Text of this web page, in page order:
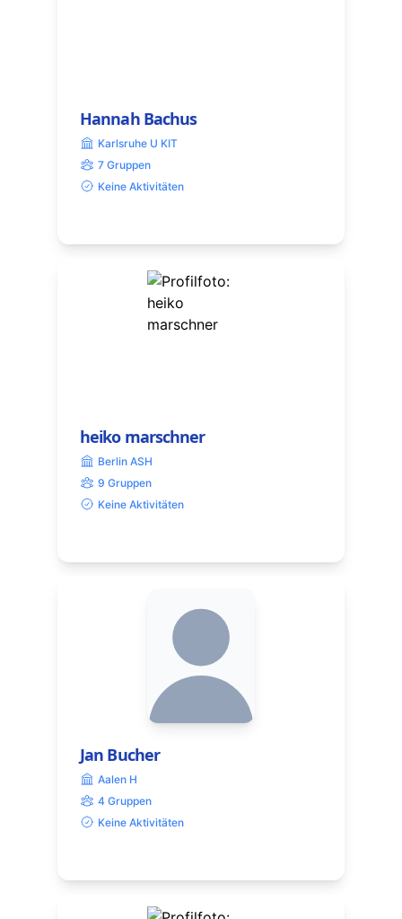
Hannah Bachus
Karlsruhe U KIT
7 Gruppen
Keine Aktivitäten
heiko marschner
Berlin ASH
9 Gruppen
Keine Aktivitäten
Jan Bucher
Aalen H
4 Gruppen
Keine Aktivitäten